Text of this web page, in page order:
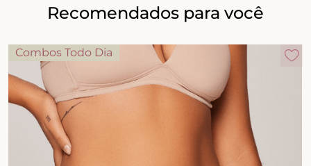
Recomendados para você
Combos Todo Dia